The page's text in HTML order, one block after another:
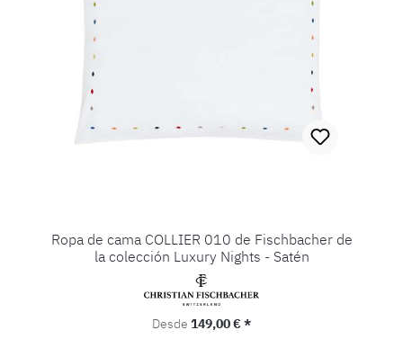
Ropa de cama COLLIER 010 de Fischbacher de
la colección Luxury Nights - Satén
Precio normal:
Desde 149,00 € *